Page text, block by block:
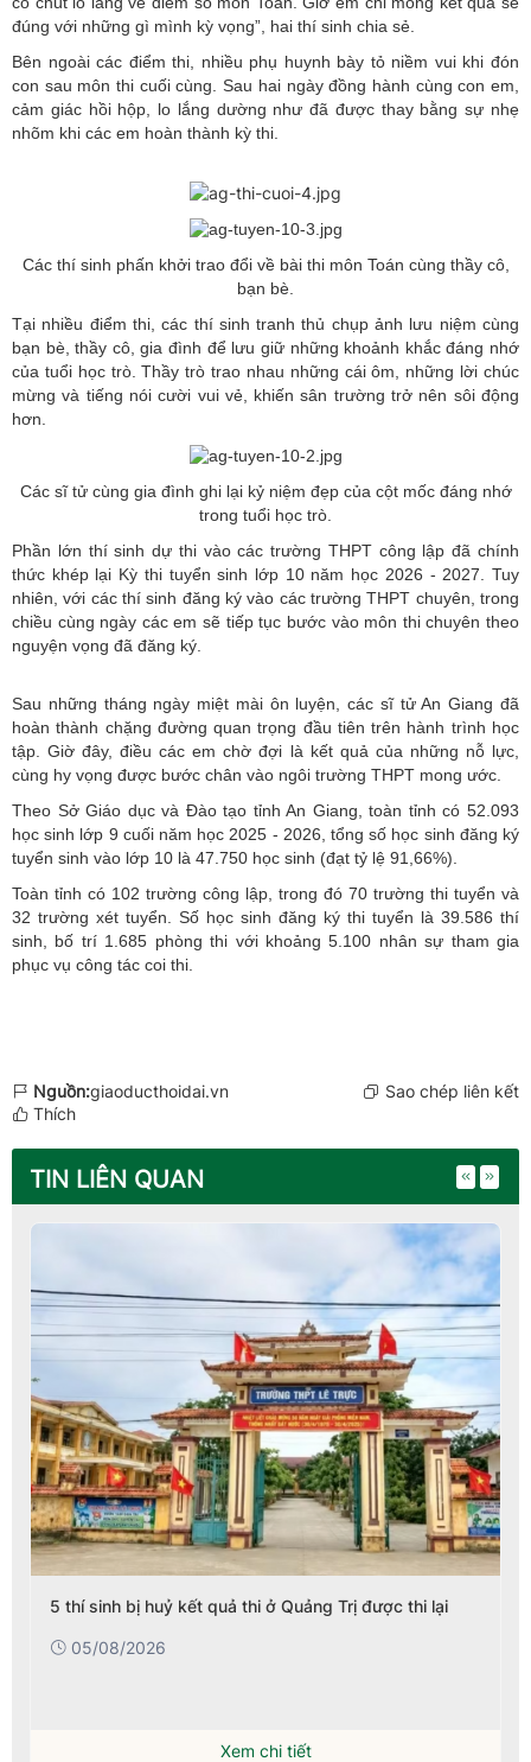
đúng với những gì mình kỳ vọng”, hai thí sinh chia sẻ.
Bên ngoài các điểm thi, nhiều phụ huynh bày tỏ niềm vui khi đón
con sau môn thi cuối cùng. Sau hai ngày đồng hành cùng con em,
cảm giác hồi hộp, lo lắng dường như đã được thay bằng sự nhẹ
nhõm khi các em hoàn thành kỳ thi.
Các thí sinh phấn khởi trao đổi về bài thi môn Toán cùng thầy cô,
bạn bè.
Tại nhiều điểm thi, các thí sinh tranh thủ chụp ảnh lưu niệm cùng
bạn bè, thầy cô, gia đình để lưu giữ những khoảnh khắc đáng nhớ
của tuổi học trò. Thầy trò trao nhau những cái ôm, những lời chúc
mừng và tiếng nói cười vui vẻ, khiến sân trường trở nên sôi động
hơn.
Các sĩ tử cùng gia đình ghi lại kỷ niệm đẹp của cột mốc đáng nhớ
trong tuổi học trò.
Phần lớn thí sinh dự thi vào các trường THPT công lập đã chính
thức khép lại Kỳ thi tuyển sinh lớp 10 năm học 2026 - 2027. Tuy
nhiên, với các thí sinh đăng ký vào các trường THPT chuyên, trong
chiều cùng ngày các em sẽ tiếp tục bước vào môn thi chuyên theo
nguyện vọng đã đăng ký.
Sau những tháng ngày miệt mài ôn luyện, các sĩ tử An Giang đã
hoàn thành chặng đường quan trọng đầu tiên trên hành trình học
tập. Giờ đây, điều các em chờ đợi là kết quả của những nỗ lực,
cùng hy vọng được bước chân vào ngôi trường THPT mong ước.
Theo Sở Giáo dục và Đào tạo tỉnh An Giang, toàn tỉnh có 52.093
học sinh lớp 9 cuối năm học 2025 - 2026, tổng số học sinh đăng ký
tuyển sinh vào lớp 10 là 47.750 học sinh (đạt tỷ lệ 91,66%).
Toàn tỉnh có 102 trường công lập, trong đó 70 trường thi tuyển và
32 trường xét tuyển. Số học sinh đăng ký thi tuyển là 39.586 thí
sinh, bố trí 1.685 phòng thi với khoảng 5.100 nhân sự tham gia
phục vụ công tác coi thi.
Nguồn:giaoducthoidai.vn
Sao chép liên kết
Thích
TIN LIÊN QUAN
5 thí sinh bị huỷ kết quả thi ở Quảng Trị được thi lại
05/08/2026
Xem chi tiết